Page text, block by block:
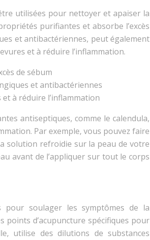
utilisées pour nettoyer et apaiser la
purifiantes et absorbe l’excès
et antibactériennes, peut également
et à réduire l’inflammation.
de sébum
et antibactériennes
à réduire l’inflammation
antiseptiques, comme le calendula,
Par exemple, vous pouvez faire
solution refroidie sur la peau de votre
avant de l’appliquer sur tout le corps
pour soulager les symptômes de la
points d’acupuncture spécifiques pour
utilise des dilutions de substances